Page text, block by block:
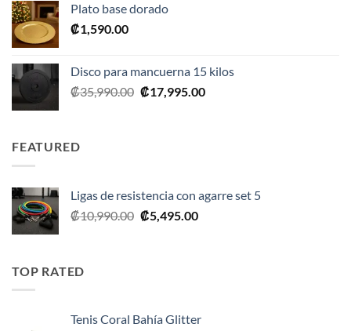
era:
Plato base dorado
₡1,590.00
Disco para mancuerna 15 kilos
₡35,990.00 El
₡17,995.00El
FEATURED
Ligas de resistencia con agarre set 5
₡10,990.00 El
₡5,495.00El
TOP RATED
Tenis Coral Bahía Glitter